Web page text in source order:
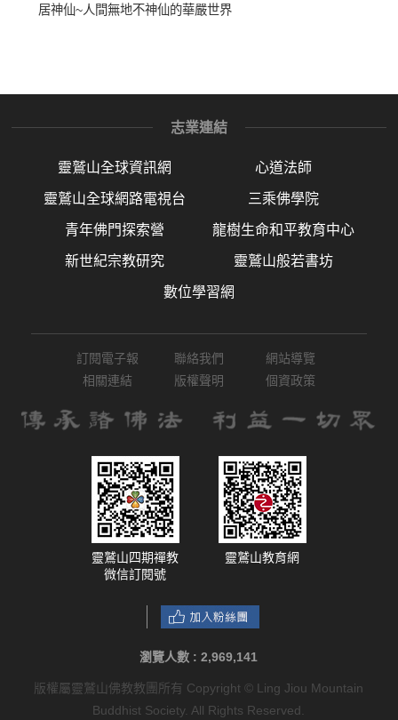
居神仙~人間無地不神仙的華嚴世界
志業連結
靈鷲山全球資訊網 心道法師
靈鷲山全球網路電視台 三乘佛學院
青年佛門探索營 龍樹生命和平教育中心
新世紀宗教研究 靈鷲山般若書坊
數位學習網
訂閱電子報 聯絡我們
網站導覽
相關連結
版權聲明 個資政策
靈鷲山四期禪教
微信訂閱號
靈鷲山教育網
瀏覽人數 :2,969,141
版權屬靈鷲山佛教教團所有 Copyright © Ling Jiou Mountain
Buddhist Society. All Rights Reserved.